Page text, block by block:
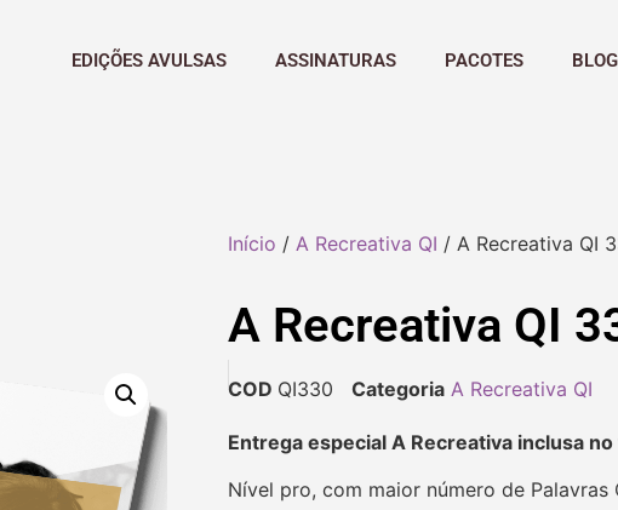
EDIÇÕES AVULSAS ASSINATURAS PACOTES BLOG
Início / A Recreativa QI / A Recreativa QI
A Recreativa QI
COD QI330 Categoria A Recreativa QI
Entrega especial A Recreativa inclusa no
Nível pro, com maior número de Palavras